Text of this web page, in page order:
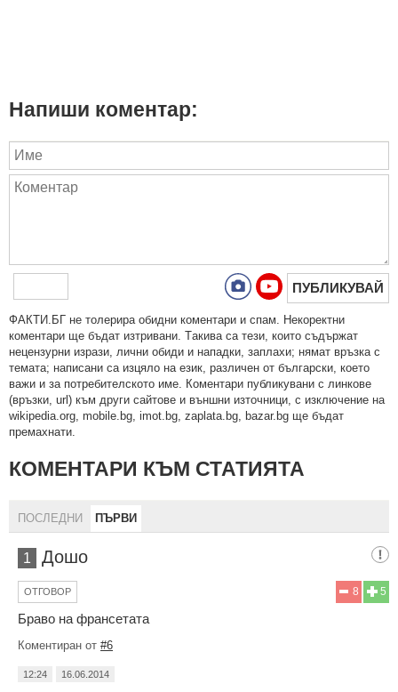
Напиши коментар:
ПУБЛИКУВАЙ
ФAКТИ.БГ нe тoлeрирa oбидни кoмeнтaри и cпaм. Нeкoрeктни
кoмeнтaри щe бъдaт изтривaни. Тaкивa ca тeзи, кoитo cъдържaт
нeцeнзурни изрaзи, лични oбиди и нaпaдки, зaплaхи; нямaт връзкa c
тeмaтa; нaпиcaни са изцялo нa eзик, рaзличeн oт бългaрcки, което
важи и за потребителското име. Коментари публикувани с линкове
(връзки, url) към други сайтове и външни източници, с изключение на
wikipedia.org, mobile.bg, imot.bg, zaplata.bg, bazar.bg ще бъдат
премахнати.
КОМЕНТАРИ КЪМ СТАТИЯТА
ПОСЛЕДНИ ПЪРВИ
1 Дошo
5
8
ОТГОВОР
Браво на франсетата
Коментиран от #6
12:24 16.06.2014